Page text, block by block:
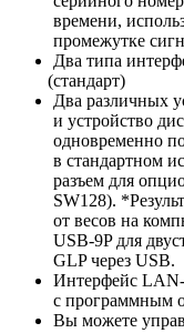
времени,
промежутке
Два типа
(стандарт)
Два различных
и устройство
одновременно
в стандартном
разъем для
SW128).
от весов на
USB-9P для
GLP через USB.
Интерфейс
с программным
Вы можете